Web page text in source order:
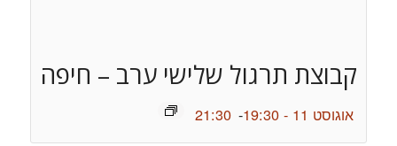
קבוצת תרגול שלישי ערב – חיפה
אוגוסט 11 - 19:30 -
21:30